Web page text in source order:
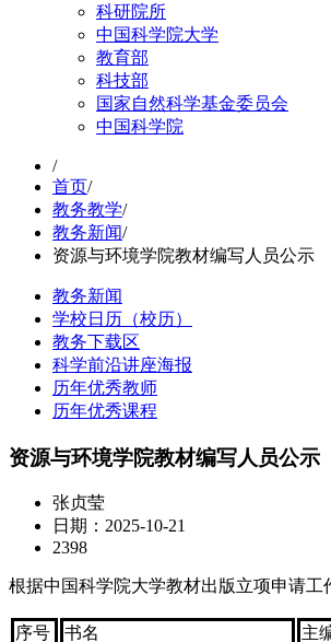
科研院所
中国科学院大学
教育部
科技部
国家自然科学基金委员会
中国科学院
/
首页/
教务教学/
教务新闻/
资源与环境学院教材编写人员公示
教务新闻
学校日历（校历）
教务下载区
科学前沿讲座海报
历年优秀教师
历年优秀课程
资源与环境学院教材编写人员公示
张贞莹
日期：2025-10-21
2398
根据中国科学院大学教材出版立项申请工
序号 书名 主